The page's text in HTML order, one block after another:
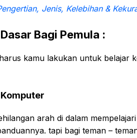
Jenis, Kelebihan &
Bagi Pemula :
kamu lakukan untuk belajar
arah di dalam
tapi bagi teman –